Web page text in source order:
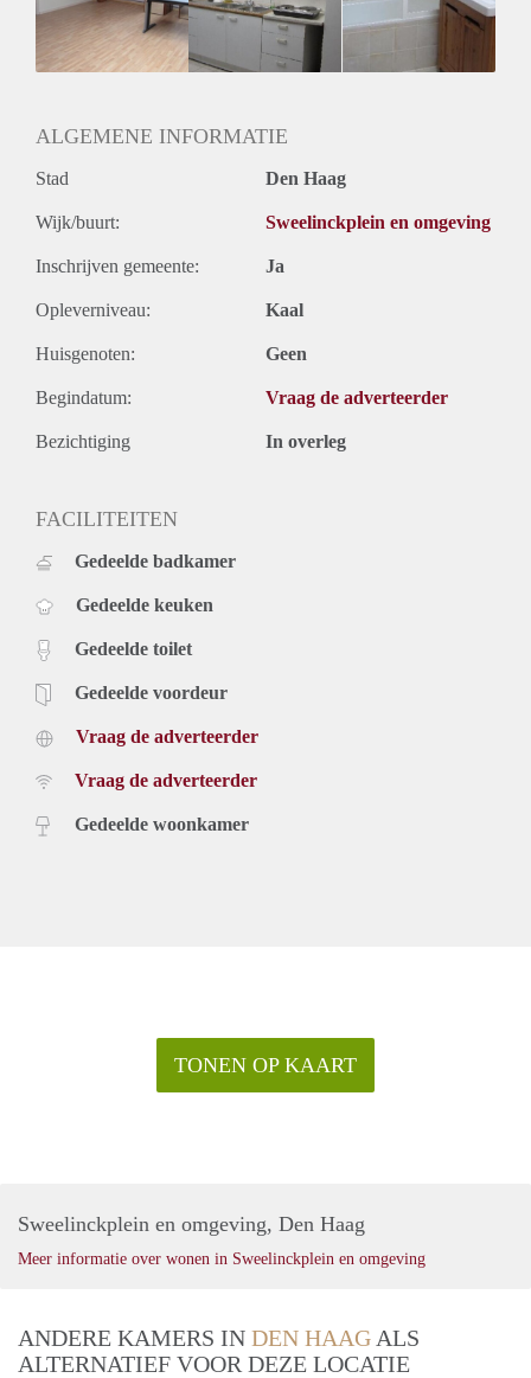
ALGEMENE INFORMATIE
Stad Den Haag
Wijk/buurt: Sweelinckplein en omgeving
Inschrijven gemeente: Ja
Opleverniveau: Kaal
Huisgenoten: Geen
Begindatum: Vraag de adverteerder
Bezichtiging In overleg
FACILITEITEN
Gedeelde badkamer
Gedeelde keuken
Gedeelde toilet
Gedeelde voordeur
Vraag de adverteerder
Vraag de adverteerder
Gedeelde woonkamer
TONEN OP KAART
Sweelinckplein en omgeving, Den Haag
Meer informatie over wonen in Sweelinckplein en omgeving
ANDERE KAMERS IN DEN HAAG ALS
ALTERNATIEF VOOR DEZE LOCATIE